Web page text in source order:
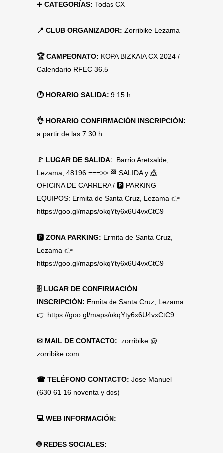
➕ CATEGORÍAS: Todas CX
📍 CLUB ORGANIZADOR: Zorribike Lezama
🏆 CAMPEONATO: KOPA BIZKAIA CX 2024 /
Calendario RFEC 36.5
🕐 HORARIO SALIDA: 9:15 h
👌 HORARIO CONFIRMACIÓN INSCRIPCIÓN:
a partir de las 7:30 h
🚩 LUGAR DE SALIDA: Barrio Aretxalde,
Lezama, 48196 ===>> 🏁 SALIDA y 🎪
OFICINA DE CARRERA / 🅿 PARKING
EQUIPOS: Ermita de Santa Cruz, Lezama 👉
https://goo.gl/maps/okqYty6x6U4vxCtC9
🅿 ZONA PARKING: Ermita de Santa Cruz,
Lezama 👉
https://goo.gl/maps/okqYty6x6U4vxCtC9
🗄 LUGAR DE CONFIRMACIÓN
INSCRIPCIÓN: Ermita de Santa Cruz, Lezama
👉 https://goo.gl/maps/okqYty6x6U4vxCtC9
✉ MAIL DE CONTACTO: zorribike @
zorribike.com
☎ TELÉFONO CONTACTO: Jose Manuel
(630 61 16 noventa y dos)
💻 WEB INFORMACIÓN:
🌐 REDES SOCIALES: